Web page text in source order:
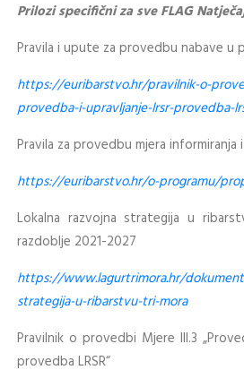
Prilozi specifični za sve FLAG
Pravila i upute za provedbu nabave u
https://euribarstvo.hr/pravilnik-o-
provedba-i-upravljanje-lrsr-provedba-
Pravila za provedbu mjera informiranja
https://euribarstvo.hr/o-programu/
Lokalna razvojna strategija u
razdoblje 2021-2027
https://www.lagurtrimora.hr/
strategija-u-ribarstvu-tri-mora
Pravilnik o provedbi Mjere III.3
provedba LRSR“